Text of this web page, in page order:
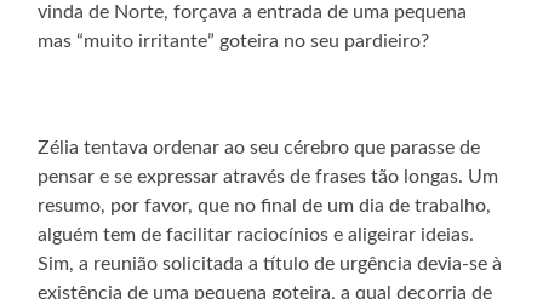
vinda de Norte, forçava a entrada de uma pequena
mas “muito irritante” goteira no seu pardieiro?
Zélia tentava ordenar ao seu cérebro que parasse de
pensar e se expressar através de frases tão longas. Um
resumo, por favor, que no final de um dia de trabalho,
alguém tem de facilitar raciocínios e aligeirar ideias.
Sim, a reunião solicitada a título de urgência devia-se à
existência de uma pequena goteira, a qual decorria de